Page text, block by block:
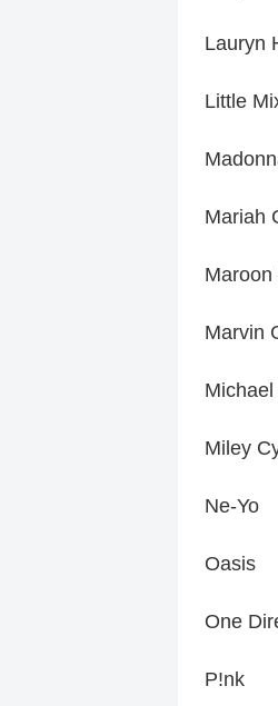
Lauryn
Little
Mariah
Maroon
Marvin
Miley
Ne-Yo
Oasis
One
P!nk